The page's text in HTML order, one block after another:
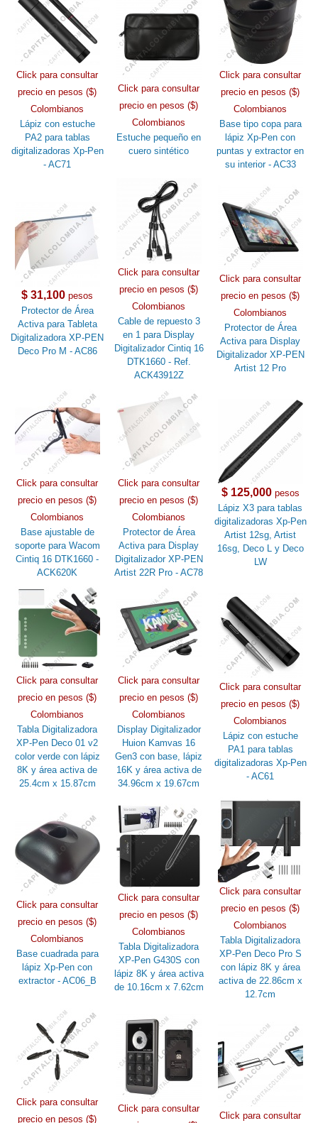
Click para consultar
precio en pesos ($)
Colombianos
Lápiz con estuche
PA2 para tablas
digitalizadoras Xp-Pen
- AC71
Click para consultar
precio en pesos ($)
Colombianos
Estuche pequeño en
cuero sintético
Click para consultar
precio en pesos ($)
Colombianos
Base tipo copa para
lápiz Xp-Pen con
puntas y extractor en
su interior - AC33
$ 31,100 pesos
Protector de Área
Activa para Tableta
Digitalizadora XP-PEN
Deco Pro M - AC86
Click para consultar
precio en pesos ($)
Colombianos
Cable de repuesto 3
en 1 para Display
Digitalizador Cintiq 16
DTK1660 - Ref.
ACK43912Z
Click para consultar
precio en pesos ($)
Colombianos
Protector de Área
Activa para Display
Digitalizador XP-PEN
Artist 12 Pro
Click para consultar
precio en pesos ($)
Colombianos
Base ajustable de
soporte para Wacom
Cintiq 16 DTK1660 -
ACK620K
Click para consultar
precio en pesos ($)
Colombianos
Protector de Área
Activa para Display
Digitalizador XP-PEN
Artist 22R Pro - AC78
$ 125,000pesos
Lápiz X3 para tablas
digitalizadoras Xp-Pen
Artist 12sg, Artist
16sg, Deco L y Deco
LW
Click para consultar
precio en pesos ($)
Colombianos
Tabla Digitalizadora
XP-Pen Deco 01 v2
color verde con lápiz
8K y área activa de
25.4cm x 15.87cm
Click para consultar
precio en pesos ($)
Colombianos
Display Digitalizador
Huion Kamvas 16
Gen3 con base, lápiz
16K y área activa de
34.96cm x 19.67cm
Click para consultar
precio en pesos ($)
Colombianos
Lápiz con estuche
PA1 para tablas
digitalizadoras Xp-Pen
- AC61
Click para consultar
precio en pesos ($)
Colombianos
Base cuadrada para
lápiz Xp-Pen con
extractor - AC06_B
Click para consultar
precio en pesos ($)
Colombianos
Tabla Digitalizadora
XP-Pen G430S con
lápiz 8K y área activa
de 10.16cm x 7.62cm
Click para consultar
precio en pesos ($)
Colombianos
Tabla Digitalizadora
XP-Pen Deco Pro S
con lápiz 8K y área
activa de 22.86cm x
12.7cm
Click para consultar
precio en pesos ($)
Click para consultar
Click para consultar